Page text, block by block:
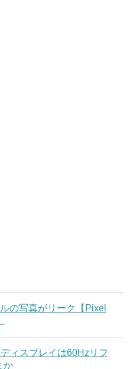
の写真がリーク【Pixel
ィスプレイは60Hzリフ
か